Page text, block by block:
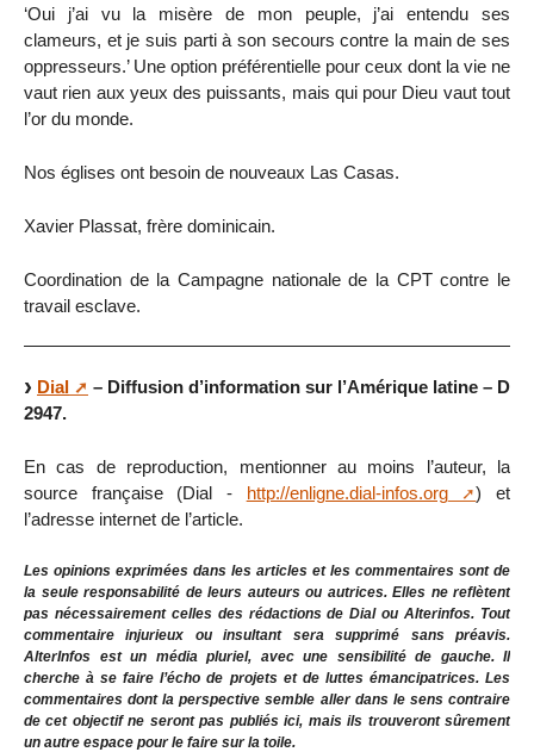
‘Oui j’ai vu la misère de mon peuple, j’ai entendu ses
clameurs, et je suis parti à son secours contre la main de ses
oppresseurs.’ Une option préférentielle pour ceux dont la vie ne
vaut rien aux yeux des puissants, mais qui pour Dieu vaut tout
l’or du monde.
Nos églises ont besoin de nouveaux Las Casas.
Xavier Plassat, frère dominicain.
Coordination de la Campagne nationale de la CPT contre le
travail esclave.
Dial
– Diffusion d’information sur l’Amérique latine – D
2947.
En cas de reproduction, mentionner au moins l’auteur, la
source française (Dial - http://enligne.dial-infos.org
) et
l’adresse internet de l’article.
Les opinions exprimées dans les articles et les commentaires sont de
la seule responsabilité de leurs auteurs ou autrices. Elles ne reflètent
pas nécessairement celles des rédactions de Dial ou Alterinfos. Tout
commentaire injurieux ou insultant sera supprimé sans préavis.
AlterInfos est un média pluriel, avec une sensibilité de gauche. Il
cherche à se faire l’écho de projets et de luttes émancipatrices. Les
commentaires dont la perspective semble aller dans le sens contraire
de cet objectif ne seront pas publiés ici, mais ils trouveront sûrement
un autre espace pour le faire sur la toile.